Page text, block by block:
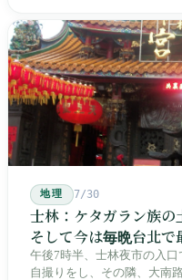
治スローガン、そしてよう
先住民族の地名が再びレー
地理 7/30
士林：ケタガラン族の
そして今は毎晩台北
午後7時半、士林夜市の入
自撮りをし、その隣、大南